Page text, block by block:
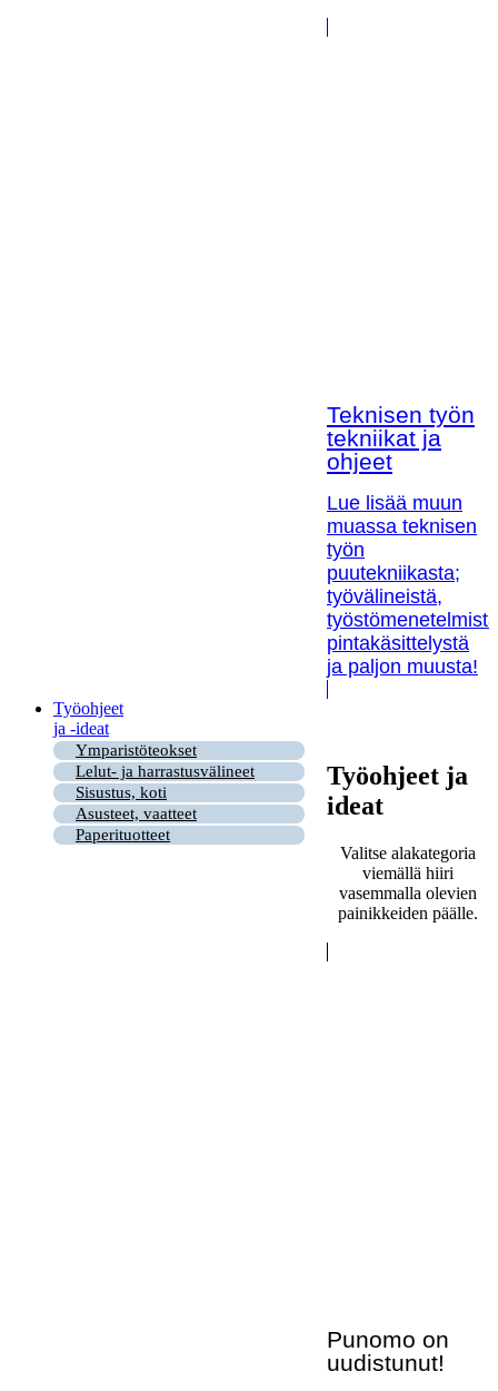
Teknisen työn
tekniikat ja
ohjeet
Lue lisää muun
muassa teknisen
työn
puutekniikasta;
työvälineistä,
pintakäsittelystä
ja paljon muusta!
Työohjeet
ja -ideat
Ymparistöteokset
Lelut- ja harrastusvälineet
Sisustus, koti
Asusteet, vaatteet
Paperituotteet
Työohjeet ja
ideat
Valitse alakategoria
viemällä hiiri
vasemmalla olevien
painikkeiden päälle.
Punomo on
uudistunut!